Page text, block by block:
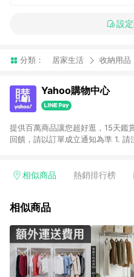
設
分類： 居家生活 收納用品
Yahoo購物中心
提供百萬商品讓您超好逛，15天鑑
回饋，請以訂單成立通知為準 1. 請注意以下品類商品均無回饋：
電玩/遊戲/相機/單眼/鏡頭/拍立得
的購回饋活動享Yahoo超贈點回饋
3. 訂單回饋金額將扣除運費/購物
價券等虛擬貨幣折抵 4. 大宗採購或
有相關事證認定您為大宗採購、批
相關認定以Yahoo購物中心之認定
相似商品 熱銷排行榜
相似商品